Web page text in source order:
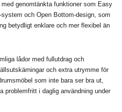
genomtänkta funktioner som Easy
och Open Bottom-design, som
betydligt enklare och mer flexibel än
lådor med fullutdrag och
och extra utrymme för
som inte bara ser bra ut,
problemfritt i daglig användning under